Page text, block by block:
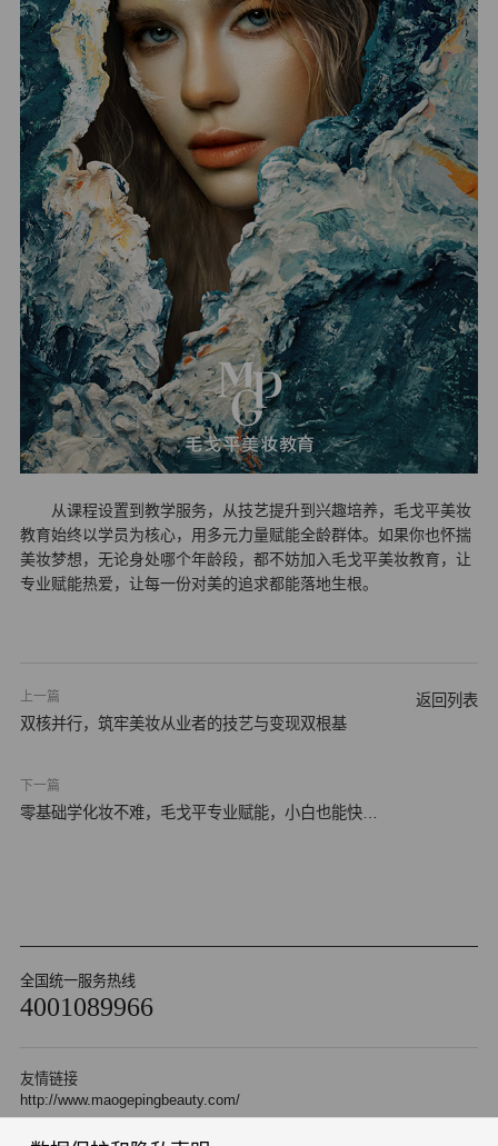
从课程设置到教学服务，从技艺提升到兴趣培养，毛戈平美妆
教育始终以学员为核心，用多元力量赋能全龄群体。如果你也怀揣
美妆梦想，无论身处哪个年龄段，都不妨加入毛戈平美妆教育，让
专业赋能热爱，让每一份对美的追求都能落地生根。
上一篇
双核并行，筑牢美妆从业者的技艺与变现双根基
下一篇
零基础学化妆不难，毛戈平专业赋能，小白也能快速
返回列表
全国统一服务热线
4001089966
友情链接
http://www.maogepingbeauty.com/